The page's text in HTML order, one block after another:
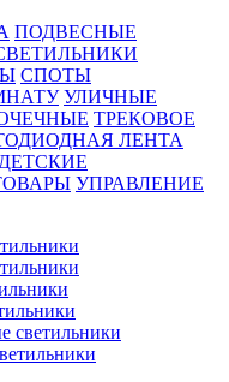
ПОДВЕСНЫЕ
СПОТЫ
УЛИЧНЫЕ
ТРЕКОВОЕ
ЛЕНТА
ДЕТСКИЕ
УПРАВЛЕНИЕ
светильники